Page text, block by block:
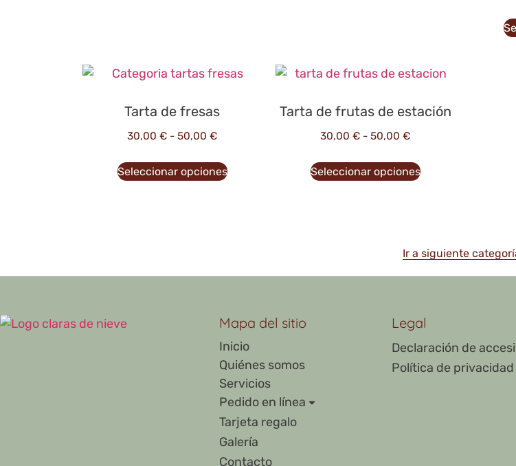
Tarta de fresas
30,00 € - 50,00 €
Seleccionar opciones
Tarta de frutas de estación
30,00 € - 50,00 €
Seleccionar opciones
Ir a siguiente
Mapa del sitio
Inicio
Quiénes somos
Servicios
Pedido en línea
Tarjeta regalo
Galería
Contacto
Legal
Declaración de
Política de